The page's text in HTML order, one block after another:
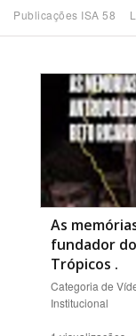
Tema
Subtema
Área de Levantamento
Área Protegida
Publicações ISA 58
As
fundador
Trópicos .
Categoria de
Institucional